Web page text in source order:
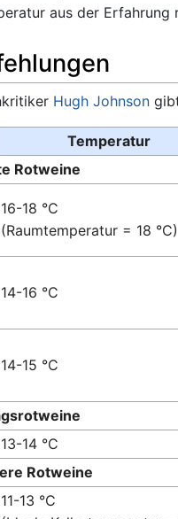
aus der
Hugh Johnson
Temperatur
Rotweine
16-18 °C
(Raumtemperatur = 18 °C)
14-16 °C
14-15 °C
13-14 °C
Rotweine
11-13 °C